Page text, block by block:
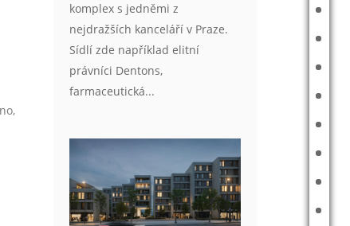
MAPA PRODANÝCH A PRONAJATÝCH NEMOVITOSTÍ
ČLÁNKY
REALITNÍ TIPY
E-BOOK
komplex s jedněmi z
nejdražších kanceláří v Praze.
Sídlí zde například elitní
právníci Dentons,
farmaceutická...